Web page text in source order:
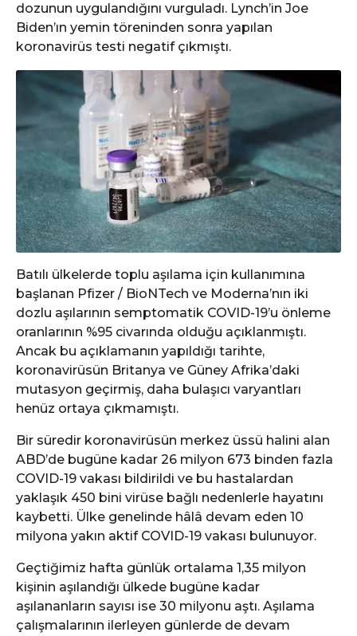
dozunun uygulandığını vurguladı. Lynch’in Joe
Biden’ın yemin töreninden sonra yapılan
koronavirüs testi negatif çıkmıştı.
Batılı ülkelerde toplu aşılama için kullanımına
başlanan Pfizer / BioNTech ve Moderna’nın iki
dozlu aşılarının semptomatik COVID-19’u önleme
oranlarının %95 civarında olduğu açıklanmıştı.
Ancak bu açıklamanın yapıldığı tarihte,
koronavirüsün Britanya ve Güney Afrika’daki
mutasyon geçirmiş, daha bulaşıcı varyantları
henüz ortaya çıkmamıştı.
Bir süredir koronavirüsün merkez üssü halini alan
ABD’de bugüne kadar 26 milyon 673 binden fazla
COVID-19 vakası bildirildi ve bu hastalardan
yaklaşık 450 bini virüse bağlı nedenlerle hayatını
kaybetti. Ülke genelinde hâlâ devam eden 10
milyona yakın aktif COVID-19 vakası bulunuyor.
Geçtiğimiz hafta günlük ortalama 1,35 milyon
kişinin aşılandığı ülkede bugüne kadar
aşılananların sayısı ise 30 milyonu aştı. Aşılama
çalışmalarının ilerleyen günlerde de devam